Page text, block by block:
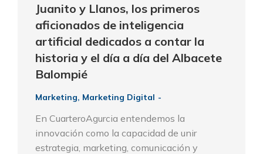
Juanito y Llanos, los primeros
aficionados de inteligencia
artificial dedicados a contar la
historia y el día a día del Albacete
Balompié
Marketing, Marketing Digital
En CuarteroAgurcia entendemos la
innovación como la capacidad de unir
estrategia, marketing, comunicación y